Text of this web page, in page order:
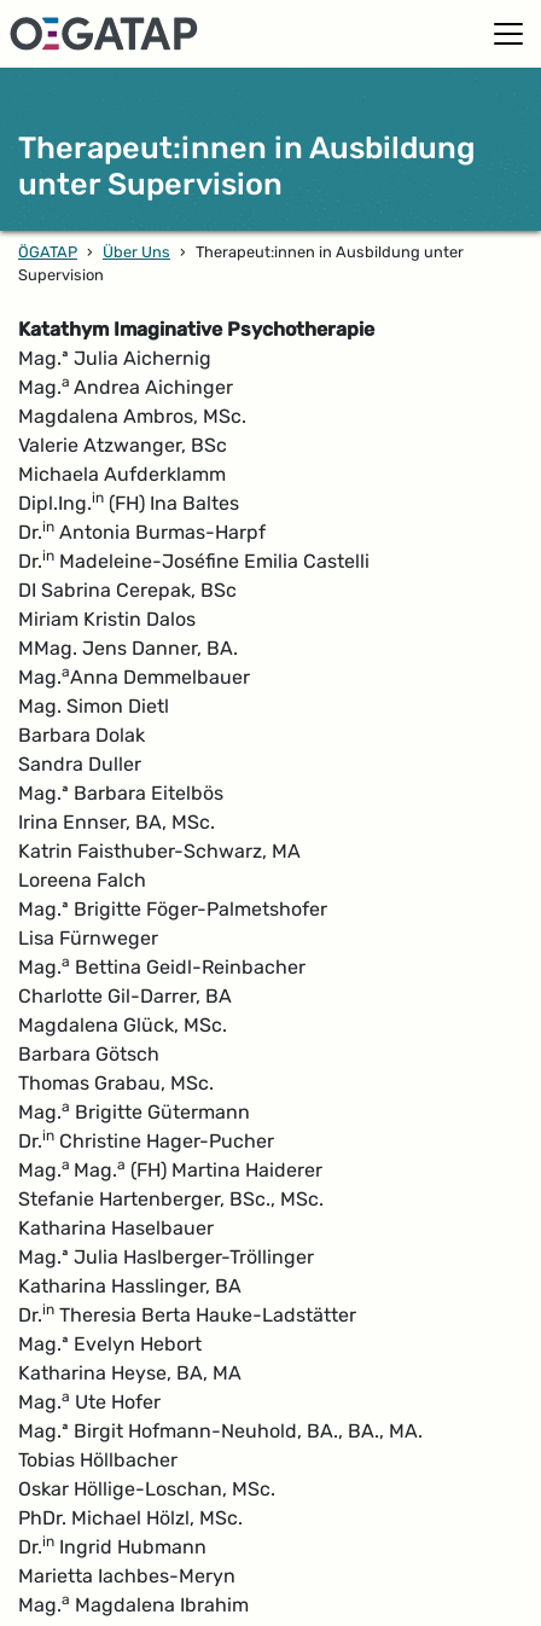
Therapeut:innen in Ausbildung
unter Supervision
ÖGATAP › Über Uns › Therapeut:innen in Ausbildung unter
Supervision
Katathym Imaginative Psychotherapie
Mag.ª Julia Aichernig
Mag.a Andrea Aichinger
Magdalena Ambros, MSc.
Valerie Atzwanger, BSc
Michaela Aufderklamm
Dipl.Ing.in (FH) Ina Baltes
Dr.in Antonia Burmas-Harpf
Dr.in Madeleine-Joséfine Emilia Castelli
DI Sabrina Cerepak, BSc
Miriam Kristin Dalos
MMag. Jens Danner, BA.
Mag.aAnna Demmelbauer
Mag. Simon Dietl
Barbara Dolak
Sandra Duller
Mag.ª Barbara Eitelbös
Irina Ennser, BA, MSc.
Katrin Faisthuber-Schwarz, MA
Loreena Falch
Mag.ª Brigitte Föger-Palmetshofer
Lisa Fürnweger
Mag.a Bettina Geidl-Reinbacher
Charlotte Gil-Darrer, BA
Magdalena Glück, MSc.
Barbara Götsch
Thomas Grabau, MSc.
Mag.a Brigitte Gütermann
Dr.in Christine Hager-Pucher
Mag.a Mag.a (FH) Martina Haiderer
Stefanie Hartenberger, BSc., MSc.
Katharina Haselbauer
Mag.ª Julia Haslberger-Tröllinger
Katharina Hasslinger, BA
Dr.in Theresia Berta Hauke-Ladstätter
Mag.ª Evelyn Hebort
Katharina Heyse, BA, MA
Mag.a Ute Hofer
Mag.ª Birgit Hofmann-Neuhold, BA., BA., MA.
Tobias Höllbacher
Oskar Höllige-Loschan, MSc.
PhDr. Michael Hölzl, MSc.
Dr.in Ingrid Hubmann
Marietta Iachbes-Meryn
Mag.a Magdalena Ibrahim